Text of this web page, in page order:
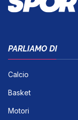
PARLIAMO DI
Calcio
Basket
Motori